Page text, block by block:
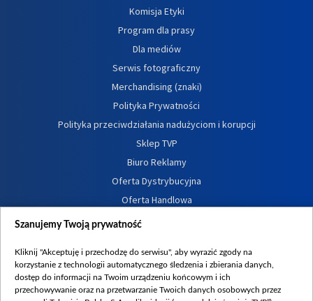
Komisja Etyki
Program dla prasy
Dla mediów
Serwis fotograficzny
Merchandising (znaki)
Polityka Prywatności
Polityka przeciwdziałania nadużyciom i korupcji
Sklep TVP
Biuro Reklamy
Oferta Dystrybucyjna
Oferta Handlowa
Dostępność
Procedura zgłoszeń wewnętrznych
Szanujemy Twoją prywatność
Kliknij "Akceptuję i przechodzę do serwisu", aby wyrazić zgody na
korzystanie z technologii automatycznego śledzenia i zbierania danych,
dostęp do informacji na Twoim urządzeniu końcowym i ich
przechowywanie oraz na przetwarzanie Twoich danych osobowych przez